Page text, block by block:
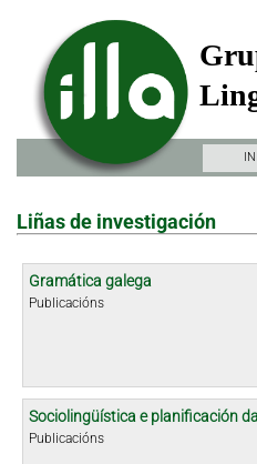
Liñas de investigación
Gramática galega
Publicacións
Sociolingüística e planificación
Publicacións